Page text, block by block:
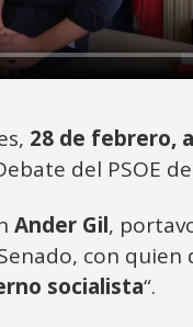
28 de febrero,
del PSOE
Ander Gil,
con
socialista“.